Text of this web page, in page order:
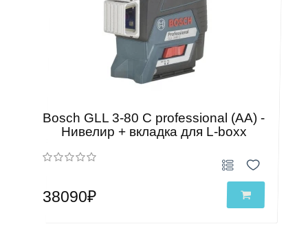
Bosch GLL 3-80 C professional (AA) -
Нивелир + вкладка для L-boxx
38090₽